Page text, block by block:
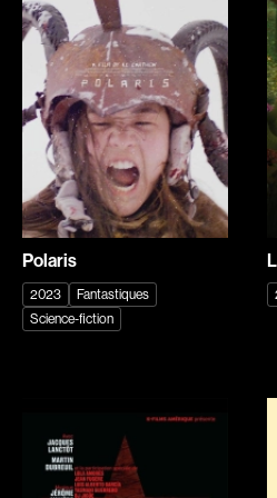
Caron-Guay Hubert
Carrier Louis-Georges
Carrière Marcel
Carthew KC
Castravelli Claude
Cayrol Jean
Chabot Jean
Chabrol Claude
Champagne Louis
Chevigny Pier-Philippe
Chicoine Alain
Chila Dominique
Recherche
Films, personnes,
Polaris
2023
Fantastiques
Science-fiction